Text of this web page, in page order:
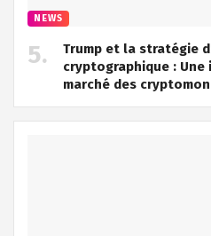
NEWS
Trump et la stratégie
cryptographique :
marché des